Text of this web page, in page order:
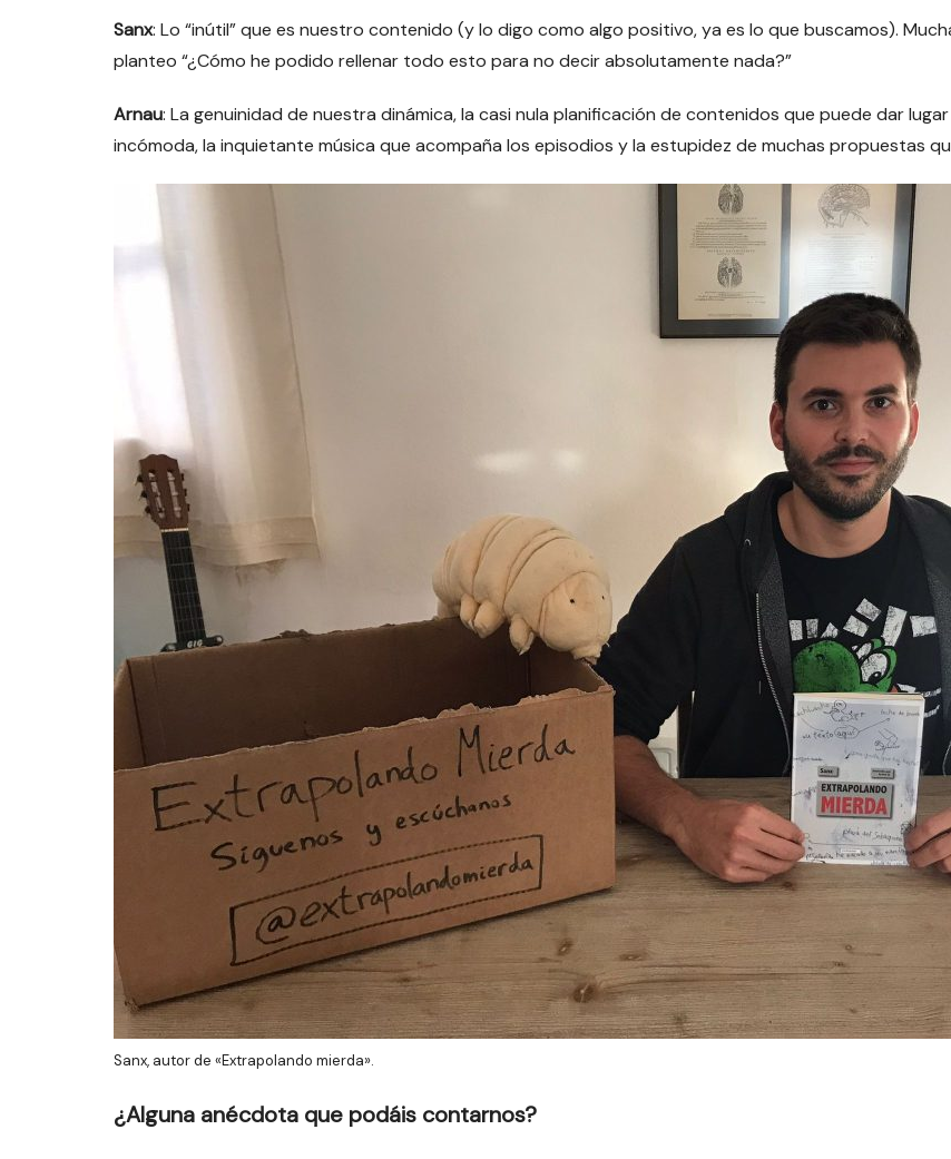
Sanx: Lo “inútil” que es nuestro contenido (y lo digo como algo positivo, ya es lo que buscamos).
planteo “¿Cómo he podido rellenar todo esto para no decir absolutamente nada?”
Arnau: La genuinidad de nuestra dinámica, la casi nula planificación de contenidos que puede dar
incómoda, la inquietante música que acompaña los episodios y la estupidez de muchas propuestas
Sanx, autor de «Extrapolando mierda».
¿Alguna anécdota que podáis contarnos?